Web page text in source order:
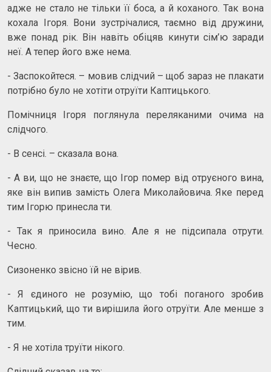
адже не стало не тільки її боса, а й коханого. Так вона
кохала Ігоря. Вони зустрічалися, таємно від дружини,
вже понад рік. Він навіть обіцяв кинути сім’ю заради
неї. А тепер його вже нема.
- Заспокойтеся. – мовив слідчий – щоб зараз не плакати
потрібно було не хотіти отруїти Каптицького.
Помічниця Ігоря поглянула переляканими очима на
слідчого.
- В сенсі. – сказала вона.
- А ви, що не знаєте, що Ігор помер від отруєного вина,
яке він випив замість Олега Миколайовича. Яке перед
тим Ігорю принесла ти.
- Так я приносила вино. Але я не підсипала отрути.
Чесно.
Сизоненко звісно їй не вірив.
- Я єдиного не розумію, що тобі поганого зробив
Каптицький, що ти вирішила його отруїти. Але менше з
тим.
- Я не хотіла труїти нікого.